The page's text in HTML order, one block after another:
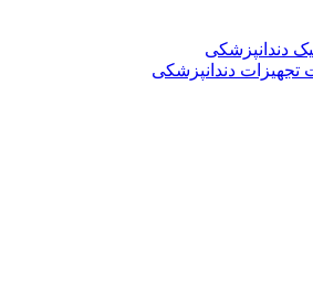
دندانپزشکی
تجهیزات دندانپزشکی